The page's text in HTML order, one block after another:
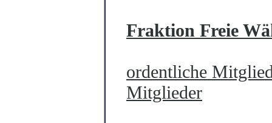
Fraktion Freie
ordentliche
Mitglieder